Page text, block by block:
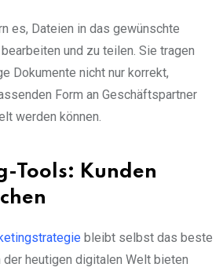
es, Dateien in das gewünschte
und zu teilen. Sie tragen
Dokumente nicht nur korrekt,
Form an Geschäftspartner
werden können.
Tools: Kunden
bleibt selbst das beste
der heutigen digitalen Welt bieten